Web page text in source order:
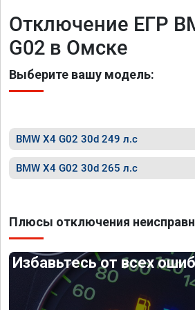
Отключение ЕГР
G02 в Омске
Выберите вашу модель:
BMW X4 G02 30d 249 л.с
BMW X4 G02 30d 265 л.с
Плюсы отключения
Избавьтесь от всех